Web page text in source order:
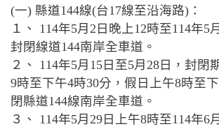
(一) 縣道144線(台17線至沿海路)：
１、 114年5月2日晚上12時至114年5
封閉線道144南岸全車道。
２、 114年5月15日至5月28日，封閉
9時至下午4時30分，假日上午8時至
閉縣道144線南岸全車道。
３、 114年5月29日上午8時至114年6